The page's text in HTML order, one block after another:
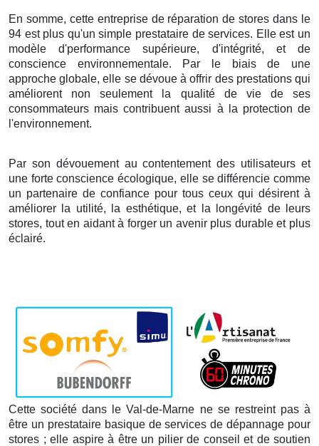
En somme, cette entreprise de réparation de stores dans le
94 est plus qu'un simple prestataire de services. Elle est un
modèle d'performance supérieure, d'intégrité, et de
conscience environnementale. Par le biais de une
approche globale, elle se dévoue à offrir des prestations qui
améliorent non seulement la qualité de vie de ses
consommateurs mais contribuent aussi à la protection de
l'environnement.
Par son dévouement au contentement des utilisateurs et
une forte conscience écologique, elle se différencie comme
un partenaire de confiance pour tous ceux qui désirent à
améliorer la utilité, la esthétique, et la longévité de leurs
stores, tout en aidant à forger un avenir plus durable et plus
éclairé.
Cette société dans le Val-de-Marne ne se restreint pas à
être un prestataire basique de services de dépannage pour
stores ; elle aspire à être un pilier de conseil et de soutien